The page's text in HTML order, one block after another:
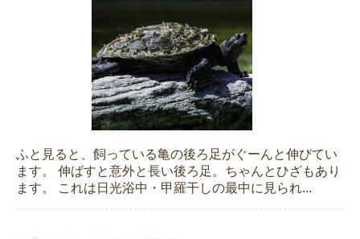
ふと見ると、飼っている亀の後ろ足がぐーんと伸びてい
ます。 伸ばすと意外と長い後ろ足。ちゃんとひざもあり
ます。 これは日光浴中・甲羅干しの最中に見られ...